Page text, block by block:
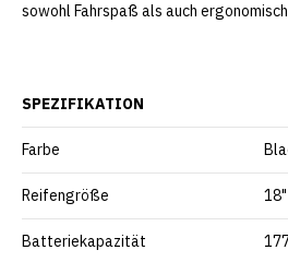
sowohl Fahrspaß als auch
SPEZIFIKATION
Farbe
Reifengröße 18"
Batteriekapazität